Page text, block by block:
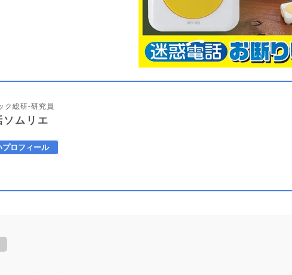
ク総研-研究員
ソムリエ
プロフィール